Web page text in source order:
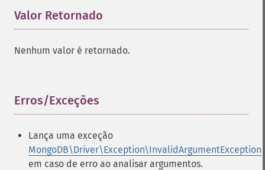
Valor Retornado
Nenhum valor é retornado.
Erros/Exceções
Lança uma exceção
MongoDB\Driver\Exception\InvalidArgumentException
em caso de erro ao analisar argumentos.